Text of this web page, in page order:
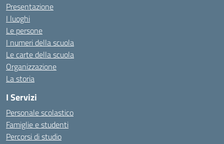
Presentazione
I luoghi
Le persone
I numeri della scuola
Le carte della scuola
Organizzazione
La storia
I Servizi
Personale scolastico
Famiglie e studenti
Percorsi di studio